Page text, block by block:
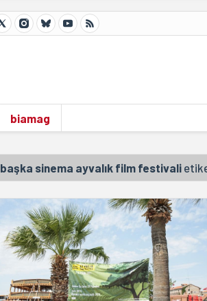
biamag
başka sinema ayvalık film festivali